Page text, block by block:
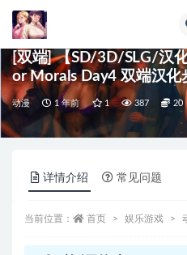
[双端] 【SD/3D/SLG/汉
or Morals Day4 双端汉化
动漫 1 年前 1 387 20
详情介绍 常见问题
当前位置： 首页 娱乐游戏